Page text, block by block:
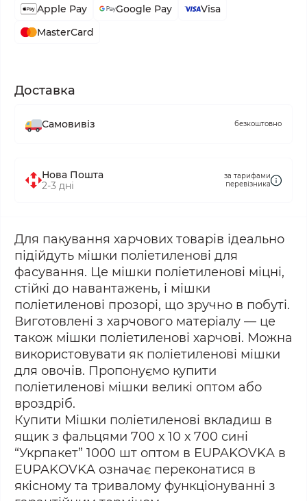
Apple Pay Google Pay
Visa
MasterCard
Доставка
Самовивіз безкоштовно
Нова Пошта
2-3 дні
за тарифами
перевізника
Для пакування харчових товарів ідеально
підійдуть мішки поліетиленові для
фасування. Це мішки поліетиленові міцні,
стійкі до навантажень, і мішки
поліетиленові прозорі, що зручно в побуті.
Виготовлені з харчового матеріалу — це
також мішки поліетиленові харчові. Можна
використовувати як поліетиленові мішки
для овочів. Пропонуємо купити
поліетиленові мішки великі оптом або
вроздріб.
Купити Мішки поліетиленові вкладиш в
ящик з фальцями 700 х 10 х 700 сині
“Укрпакет” 1000 шт оптом в EUPAKOVKA в
EUPAKOVKA означає переконатися в
якісному та тривалому функціонуванні з